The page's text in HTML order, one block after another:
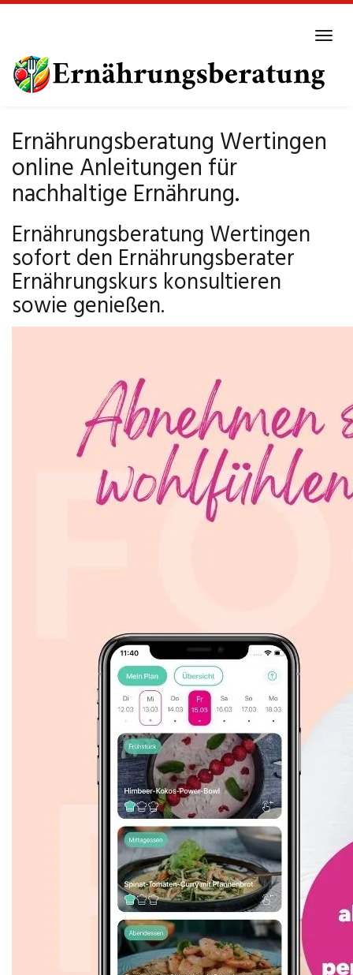
main
content
Ernährungsberatung Wertingen
online Anleitungen für
nachhaltige Ernährung.
Ernährungsberatung Wertingen
sofort den Ernährungsberater
Ernährungskurs konsultieren
sowie genießen.